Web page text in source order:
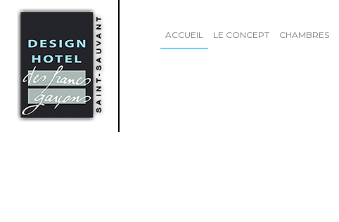
ACCUEIL LE CONCEPT CHAMBRES